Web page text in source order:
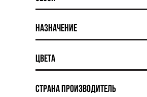
Назначение
Цвета
Страна производитель